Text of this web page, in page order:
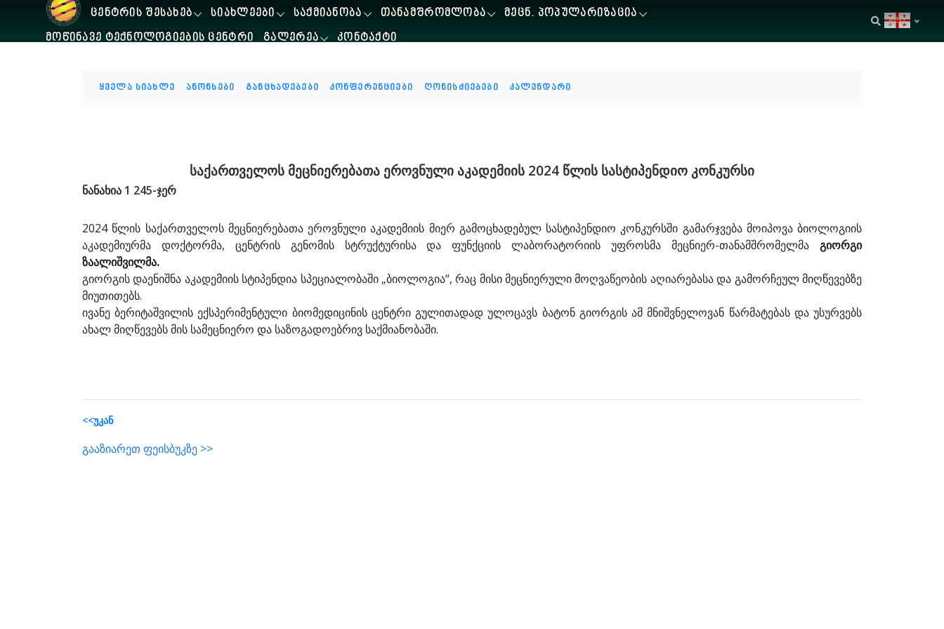
ᲪᲔᲜᲢᲠᲘᲡ ᲨᲔᲡᲐᲮᲔᲑ ᲡᲘᲐᲮᲚᲔᲔᲑᲘ ᲡᲐᲥᲛᲘᲐᲜᲝᲑᲐ ᲗᲐᲜᲐᲛᲨᲠᲝᲛᲚᲝᲑᲐ
ᲛᲔᲪᲜ. ᲞᲝᲞᲣᲚᲐᲠᲘᲖᲐᲪᲘᲐ
ᲛᲝᲬᲘᲜᲐᲕᲔ ᲢᲔᲥᲜᲝᲚᲝᲒᲘᲔᲑᲘᲡ ᲪᲔᲜᲢᲠᲘ
ᲒᲐᲚᲔᲠᲔᲐ ᲙᲝᲜᲢᲐᲥᲢᲘ
geo
ყველა სიახლე ანონსები განცხადებები კონფერენციები ღონისძიებები კალენდარი
საქართველოს მეცნიერებათა ეროვნული აკადემიის 2024 წლის სასტიპენდიო კონკურსი
ნანახია 1 245-ჯერ
2024 წლის საქართველოს მეცნიერებათა ეროვნული აკადემიის მიერ გამოცხადებულ სასტიპენდიო კონკურსში გამარჯვება მოიპოვა ბიოლოგიის
აკადემიურმა დოქტორმა, ცენტრის გენომის სტრუქტურისა და ფუნქციის ლაბორატორიის უფროსმა მეცნიერ-თანამშრომელმა გიორგი
ზაალიშვილმა.
გიორგის დაენიშნა აკადემიის სტიპენდია სპეციალობაში „ბიოლოგია“, რაც მისი მეცნიერული მოღვაწეობის აღიარებასა და გამორჩეულ მიღწევებზე
მიუთითებს.
ივანე ბერიტაშვილის ექსპერიმენტული ბიომედიცინის ცენტრი გულითადად ულოცავს ბატონ გიორგის ამ მნიშვნელოვან წარმატებას და უსურვებს
ახალ მიღწევებს მის სამეცნიერო და საზოგადოებრივ საქმიანობაში.
<<უკან
გააზიარეთ ფეისბუკზე >>